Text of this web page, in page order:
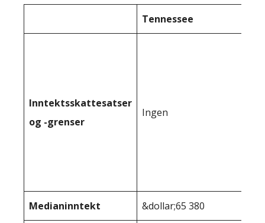
Tennessee
Inntektsskattesatser
og -grenser
Ingen
Medianinntekt &dollar;65 380